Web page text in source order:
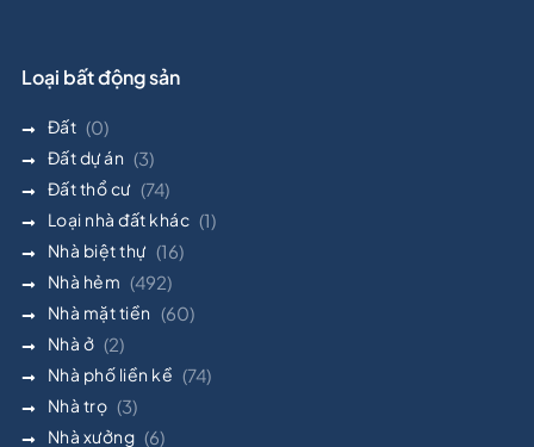
Loại bất động sản
Đất (0)
Đất dự án (3)
Đất thổ cư (74)
Loại nhà đất khác (1)
Nhà biệt thự (16)
Nhà hẻm (492)
Nhà mặt tiền (60)
Nhà ở (2)
Nhà phố liền kề (74)
Nhà trọ (3)
Nhà xưởng (6)